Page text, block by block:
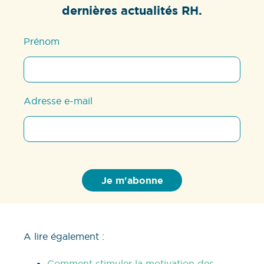
dernières actualités RH.
Prénom
Adresse e-mail
A lire également :